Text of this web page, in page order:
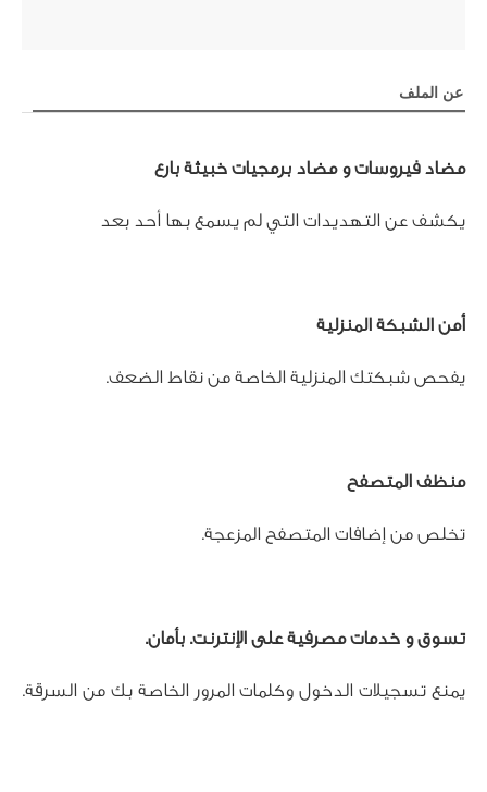
عن الملف
مضاد فيروسات و مضاد برمجيات خبيثة بارع
يكشف عن التهديدات التي لم يسمع بها أحد بعد
أمن الشبكة المنزلية
يفحص شبكتك المنزلية الخاصة من نقاط الضعف.
منظف المتصفح
تخلص من إضافات المتصفح المزعجة.
تسوق و خدمات مصرفية على الإنترنت. بأمان.
يمنع تسجيلات الدخول وكلمات المرور الخاصة بك من السرقة.